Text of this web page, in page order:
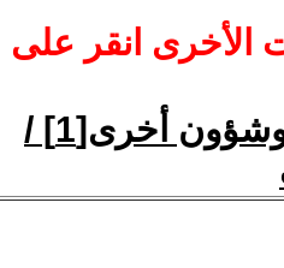
الأخرى انقر على
بانوراما: في الثقافة والسياسة وشؤون أخرى[1] /